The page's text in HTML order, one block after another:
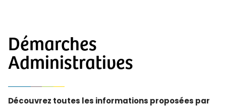
Démarches
Administratives
Découvrez toutes les informations proposées par